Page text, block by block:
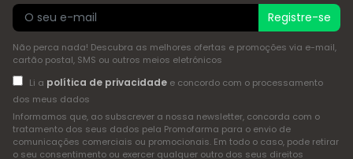
Registre-se
Não perca nada! Descubra as melhores ofertas e promoções via e-mail,
cartão postal, SMS ou outros meios eletrónicos
Li a política de privacidadee concordo com o processamento
dos meus dados
Informamos que, ao subscrever a nossa newsletter, concorda com o
tratamento dos seus dados pela Promofarma para o envio de
comunicações comerciais ou promocionais. Em todo o caso, pode retirar
o seu consentimento ou exercer qualquer outro dos seus direitos